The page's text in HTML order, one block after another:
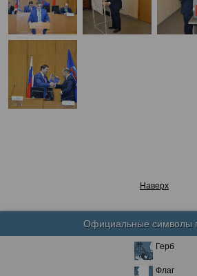
Наверх
Официальные символы
Герб
Флаг